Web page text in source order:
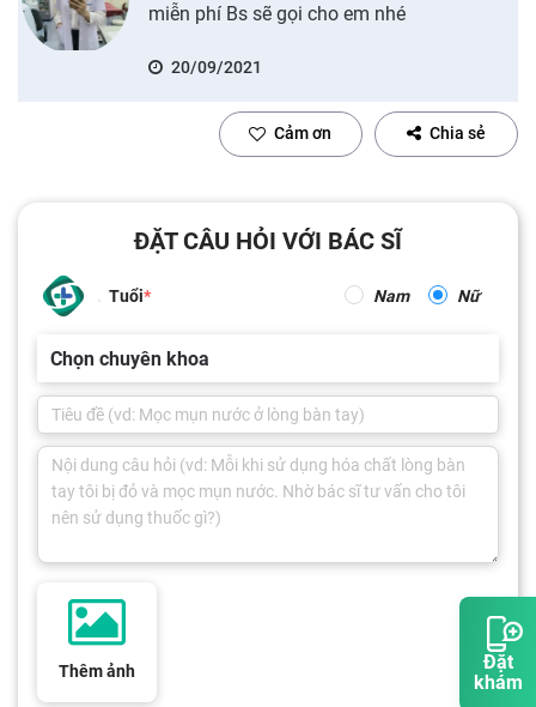
Đặt
khám
miễn phí Bs sẽ gọi cho em nhé
20/09/2021
Cảm ơn Chia sẻ
ĐẶT CÂU HỎI VỚI BÁC SĨ
Tuổi Nam Nữ
Chọn chuyên khoa
Thêm ảnh